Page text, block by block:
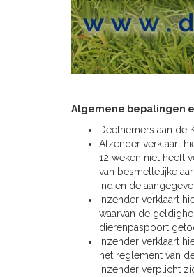
Algemene bepalingen
Deelnemers aan de
Afzender verklaart
12 weken niet heeft
van besmettelijke
indien de
Inzender verklaart
waarvan de
dierenpaspoort
Inzender verklaart
het reglement van
Inzender verplicht